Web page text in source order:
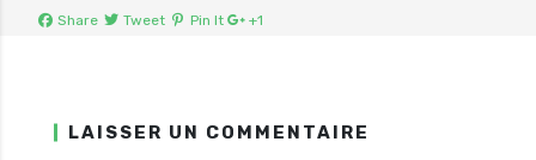
Share Tweet Pin It +1
LAISSER UN COMMENTAIRE